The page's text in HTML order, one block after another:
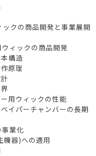
クの商品開発と事業展開
ィックの商品開発
構造
原理
ウィックの性能
パーチャンバーの長期
業化
器)への適用